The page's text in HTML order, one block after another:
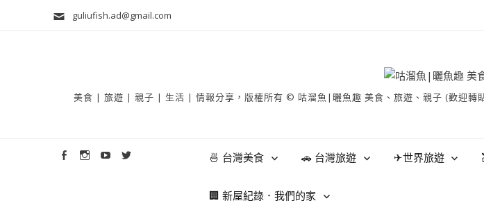
guliufish.ad@gmail.com
美食 | 旅遊 | 親子 | 生活 | 情報分享，版權所有 © 咕溜魚|曬魚趣 美食、旅遊、親子 (歡迎轉
🍜 台灣美食 🚗 台灣旅遊 ✈世界旅遊
🏢 新屋紀錄．我們的家